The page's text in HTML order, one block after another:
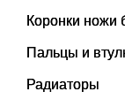
Коронки ножи
Пальцы и
Радиаторы